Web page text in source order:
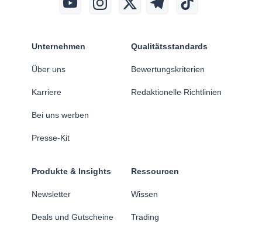
Unternehmen
Über uns
Karriere
Bei uns werben
Presse-Kit
Qualitätsstandards
Bewertungskriterien
Redaktionelle Richtlinien
Produkte & Insights
Newsletter
Deals und Gutscheine
Ressourcen
Wissen
Trading